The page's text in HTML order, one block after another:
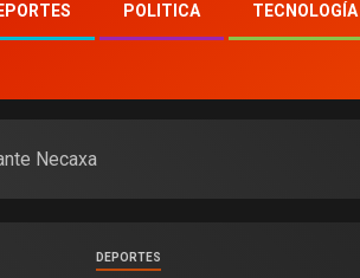
POLITICA TECNOLOGÍA
Necaxa
DEPORTES